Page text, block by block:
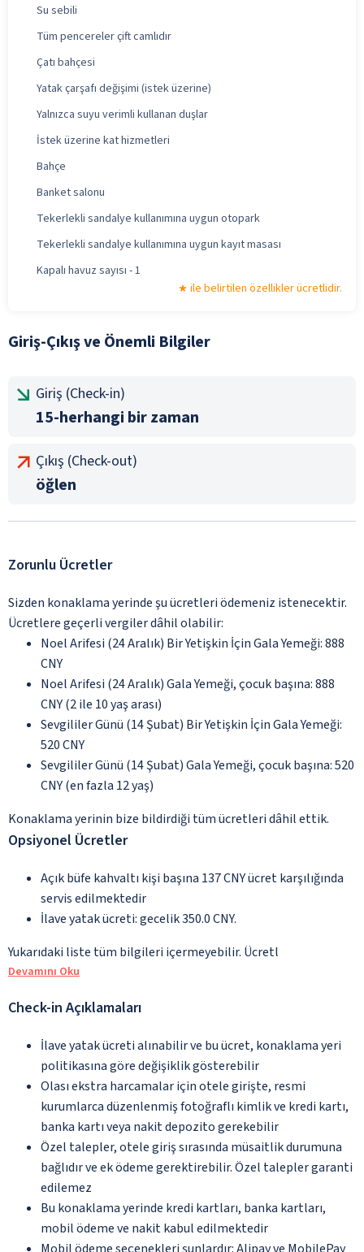
Su sebili
Tüm pencereler çift camlıdır
Çatı bahçesi
Yatak çarşafı değişimi (istek üzerine)
Yalnızca suyu verimli kullanan duşlar
İstek üzerine kat hizmetleri
Bahçe
Banket salonu
Tekerlekli sandalye kullanımına uygun otopark
Tekerlekli sandalye kullanımına uygun kayıt masası
Kapalı havuz sayısı - 1
ile belirtilen özellikler ücretlidir.
Giriş-Çıkış ve Önemli Bilgiler
Giriş (Check-in)
15-herhangi bir zaman
Çıkış (Check-out)
öğlen
Zorunlu Ücretler
Sizden konaklama yerinde şu ücretleri ödemeniz istenecektir.
Ücretlere geçerli vergiler dâhil olabilir:
Noel Arifesi (24 Aralık) Bir Yetişkin İçin Gala Yemeği: 888
CNY
Noel Arifesi (24 Aralık) Gala Yemeği, çocuk başına: 888
CNY (2 ile 10 yaş arası)
Sevgililer Günü (14 Şubat) Bir Yetişkin İçin Gala Yemeği:
520 CNY
Sevgililer Günü (14 Şubat) Gala Yemeği, çocuk başına: 520
CNY (en fazla 12 yaş)
Konaklama yerinin bize bildirdiği tüm ücretleri dâhil ettik.
Opsiyonel Ücretler
Açık büfe kahvaltı kişi başına 137 CNY ücret karşılığında
servis edilmektedir
İlave yatak ücreti: gecelik 350.0 CNY.
Yukarıdaki liste tüm bilgileri içermeyebilir. Ücretl
Devamını Oku
Check-in Açıklamaları
İlave yatak ücreti alınabilir ve bu ücret, konaklama yeri
politikasına göre değişiklik gösterebilir
Olası ekstra harcamalar için otele girişte, resmi
kurumlarca düzenlenmiş fotoğraflı kimlik ve kredi kartı,
banka kartı veya nakit depozito gerekebilir
Özel talepler, otele giriş sırasında müsaitlik durumuna
bağlıdır ve ek ödeme gerektirebilir. Özel talepler garanti
edilemez
Bu konaklama yerinde kredi kartları, banka kartları,
mobil ödeme ve nakit kabul edilmektedir
Mobil ödeme seçenekleri şunlardır: Alipay ve MobilePay